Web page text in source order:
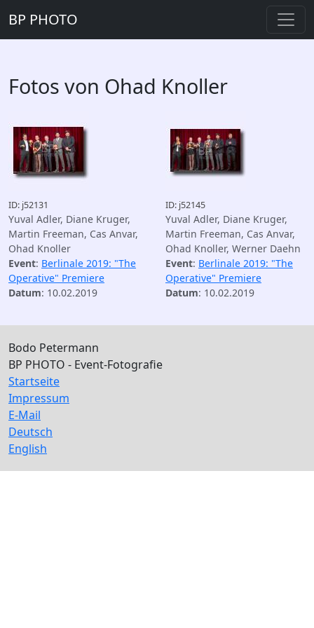
BP PHOTO
Fotos von Ohad Knoller
ID: j52131
Yuval Adler, Diane Kruger,
Martin Freeman, Cas Anvar,
Ohad Knoller
Event: Berlinale 2019: "The
Operative" Premiere
Datum: 10.02.2019
ID: j52145
Yuval Adler, Diane Kruger,
Martin Freeman, Cas Anvar,
Ohad Knoller, Werner Daehn
Event: Berlinale 2019: "The
Operative" Premiere
Datum: 10.02.2019
Bodo Petermann
BP PHOTO - Event-Fotografie
Startseite
Impressum
E-Mail
Deutsch
English